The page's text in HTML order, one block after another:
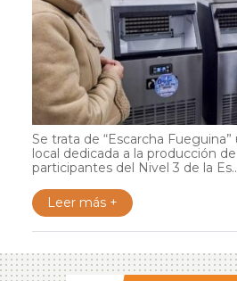
Se trata de “Escarcha
local dedicada a la producción
participantes del Nivel 3 de la
Leer más +